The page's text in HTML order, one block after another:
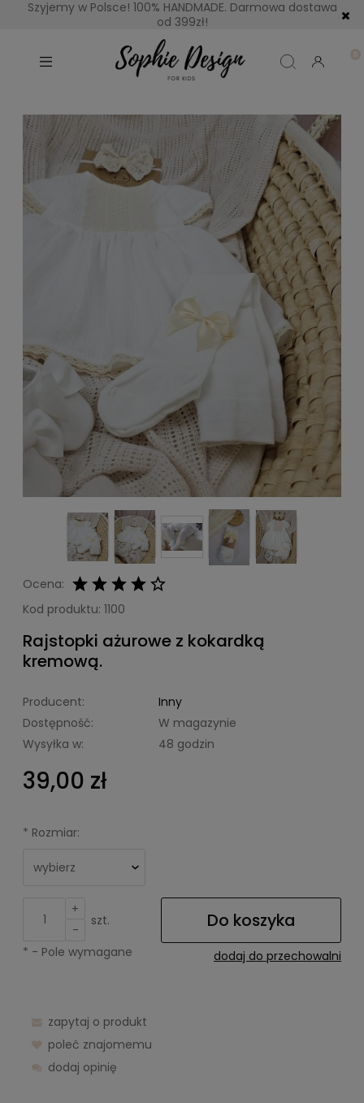
Szyjemy w Polsce! 100% HANDMADE. Darmowa dostawa
od 399zł!
Ocena:
Kod produktu: 1100
Rajstopki ażurowe z kokardką
kremową.
Producent:
Inny
Dostępność:
W magazynie
Wysyłka w:
48 godzin
39,00 zł
* Rozmiar:
+
-
szt. Do koszyka
dodaj do przechowalni
* - Pole wymagane
zapytaj o produkt
poleć znajomemu
dodaj opinię